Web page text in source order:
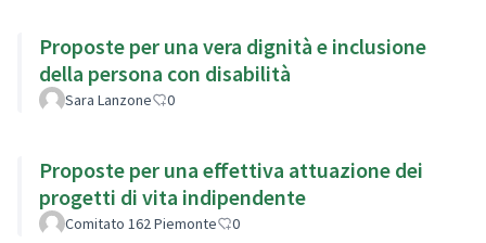
Proposte per una vera dignità e inclusione
della persona con disabilità
Sara Lanzone 0
Proposte per una effettiva attuazione dei
progetti di vita indipendente
Comitato 162 Piemonte 0